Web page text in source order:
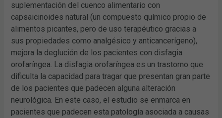
suplementación del cuenco alimentario con
capsaicinoides natural (un compuesto químico propio de
alimentos picantes, pero de uso terapéutico gracias a
sus propiedades como analgésico y anticancerígeno),
mejora la deglución de los pacientes con disfagia
orofaríngea. La disfagia orofaríngea es un trastorno que
dificulta la capacidad para tragar que presentan gran parte
de los pacientes que padecen alguna alteración
neurológica. En este caso, el estudio se enmarca en
pacientes que padecen esta patología asociada a causas